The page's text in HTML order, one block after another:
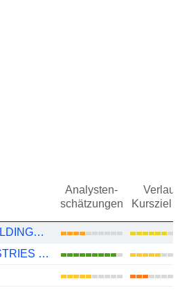
Analysten-
schätzungen
Verlauf
Kursziel
EXXONMOBIL HOLDINGS CORPORATION
RELIANCE INDUSTRIES LTD